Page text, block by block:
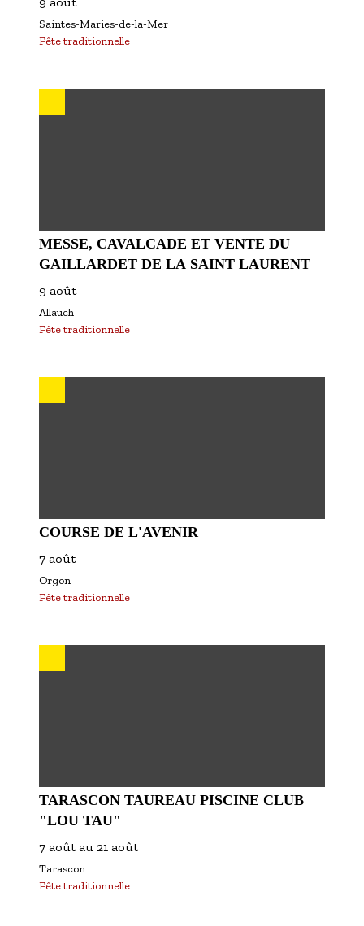
Saintes-Maries-de-la-Mer
Fête traditionnelle
MESSE, CAVALCADE ET VENTE DU
GAILLARDET DE LA SAINT LAURENT
9 août
Allauch
Fête traditionnelle
COURSE DE L'AVENIR
7 août
Orgon
Fête traditionnelle
TARASCON TAUREAU PISCINE CLUB
"LOU TAU"
7 août au 21 août
Tarascon
Fête traditionnelle